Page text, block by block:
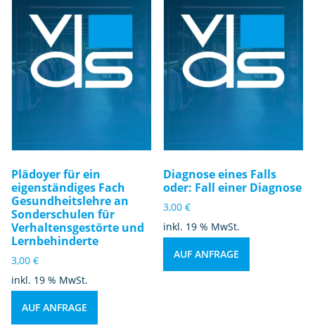
Plädoyer für ein
eigenständiges Fach
Gesundheitslehre an
Sonderschulen für
Verhaltensgestörte und
Lernbehinderte
3,00 €
inkl. 19 % MwSt.
AUF ANFRAGE
Diagnose eines Falls
oder: Fall einer Diagnose
3,00€
inkl. 19 % MwSt.
AUF ANFRAGE